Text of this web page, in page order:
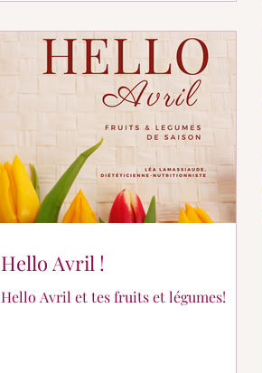
Hello Avril !
Hello Avril et tes fruits et légumes!